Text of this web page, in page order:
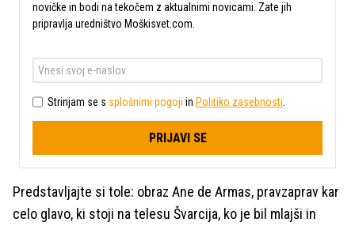
novičke in bodi na tekočem z aktualnimi novicami. Zate jih
pripravlja uredništvo Moškisvet.com.
Strinjam se s splošnimi pogoji in Politiko zasebnosti
PRIJAVI SE
Predstavljajte si tole: obraz Ane de Armas, pravzaprav kar
celo glavo, ki stoji na telesu Švarcija, ko je bil mlajši in